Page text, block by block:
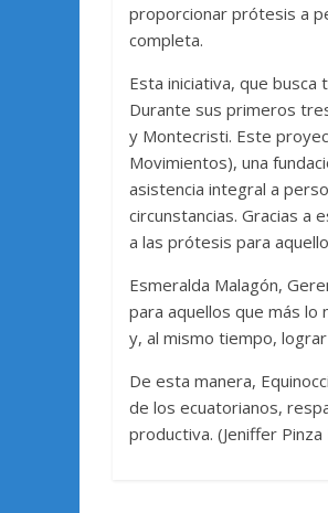
proporcionar prótesis a
completa.
Esta iniciativa, que
Durante sus primeros
y Montecristi. Este
Movimientos), una
asistencia integral a
circunstancias. Gracias a
a las prótesis para
Esmeralda Malagón,
para aquellos que más lo
y, al mismo tiempo,
De esta manera,
de los ecuatorianos,
productiva. (Jeniffer Pinza